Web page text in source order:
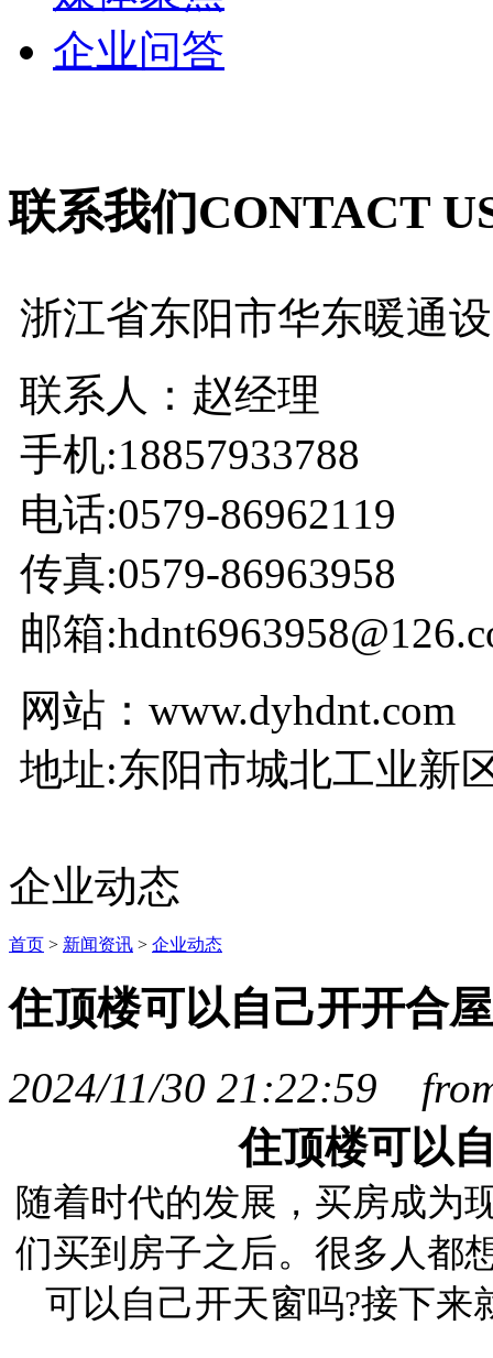
企业问答
联系我们CONTACT
浙江省东阳市华东暖通
联系人：赵经理
手机:18857933788
电话:0579-86962119
传真:0579-86963958
邮箱
网站：www.dyhdnt.com
地址:东阳市城北工业新
企业动态
首页 > 新闻资讯 > 企业动态
住顶楼可以自己开开合
2024/11/30 21:22:59
住顶楼可以
随着时代的发展，买房成为
们买到房子之后。很多人都
可以自己开天窗吗?接下